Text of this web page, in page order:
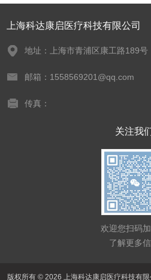
上海科达康启医疗科技有限公司
地址：上海市青浦区康工路189号
邮箱：1558569201@qq.com
传真：
关注我
欢迎您扫码
了解更多
版权所有 © 2026 上海科达康启医疗科技有